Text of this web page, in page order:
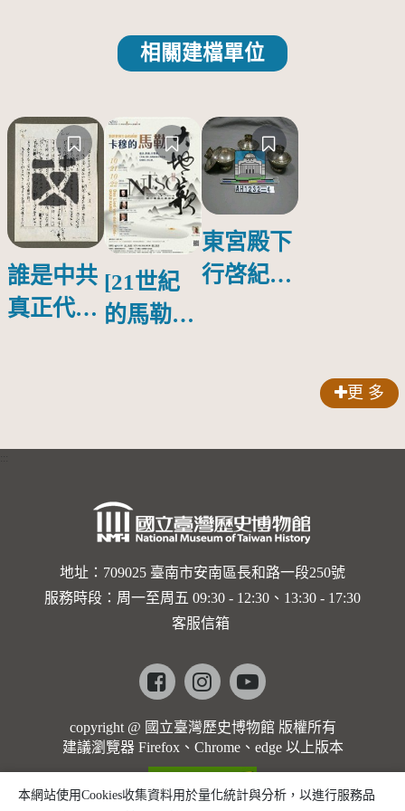
相關建檔單位
誰是中共
真正代言
[21世紀
的馬勒、
的依戀—
勒大地之
歌]【對
世界與生
命的依戀
馬勒大地
之歌】
東宮殿下
行啓紀念
更 多
地址：709025 臺南市安南區長和路一段250號
服務時段：周一至周五 09:30 - 12:30、13:30 - 17:30
客服信箱
Facebookinstagramyoutube
copyright @ 國立臺灣歷史博物館 版權所有
建議瀏覽器 Firefox、Chrome、edge 以上版本
本網站使用Cookies收集資料用於量化統計與分析，以進行服務品